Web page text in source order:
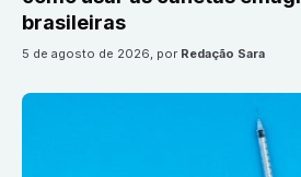
brasileiras
5 de agosto de 2026, por Redação Sara